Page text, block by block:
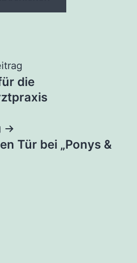
die
Tür bei „Ponys &